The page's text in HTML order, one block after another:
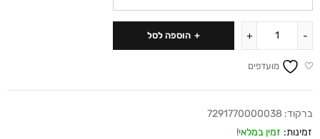
הוספה לסל
מועדפים
ברקוד: 7291770000038
זמינות: זמין במלאי!